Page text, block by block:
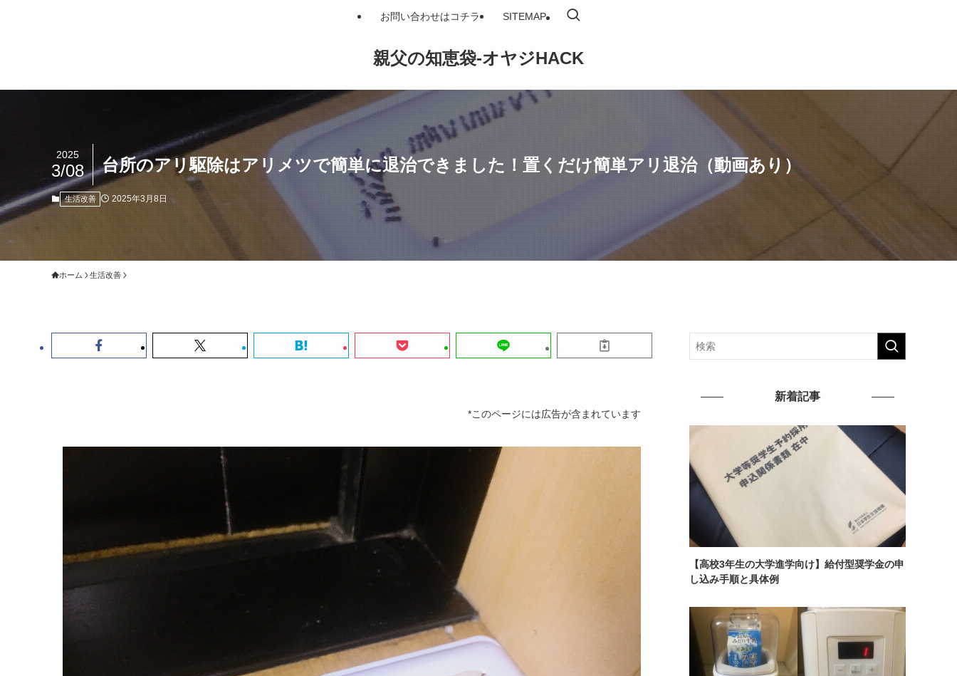
親父の知恵袋-オヤジHACK
お問い合わせはコチラ SITEMAP
台所のアリ駆除はアリメツで簡単に退治できました！置くだけ簡単アリ退治（動画あり）
2025
3/08
生活改善 2025年3月8日
ホーム 生活改善
*このページには広告が含まれています
新着記事
【高校3年生の大学進学向け】給付型奨学金の申
し込み手順と具体例